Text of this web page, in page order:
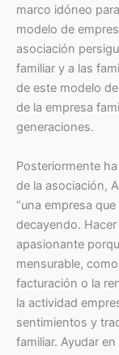
marco idóneo
modelo de
asociación
familiar y a las
de este modelo
de la empresa
generaciones.
Posteriormente
de la asociación,
“una empresa
decayendo.
apasionante
mensurable,
facturación o la
la actividad
sentimientos y
familiar. Ayudar